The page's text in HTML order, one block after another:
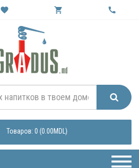
favorite shopping_cart call
Товаров: 0 (0.00MDL)